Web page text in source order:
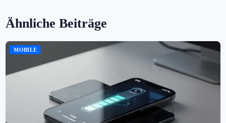
Ähnliche Beiträge
MOBILE